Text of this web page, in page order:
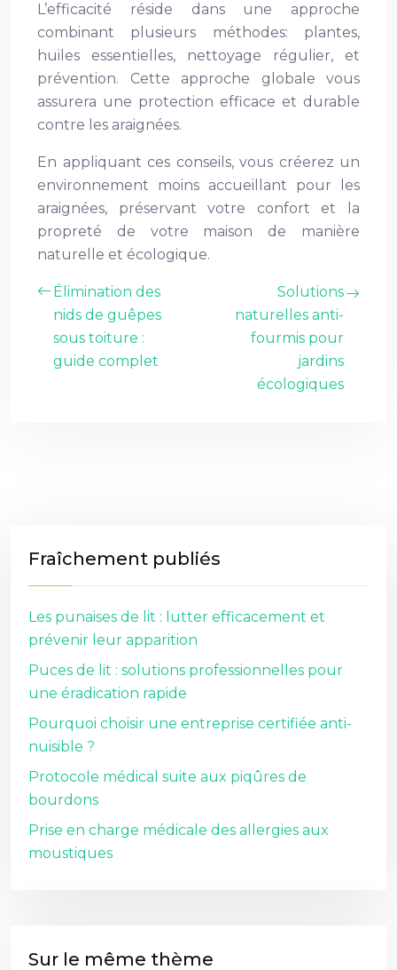
L’efficacité réside dans une approche
combinant plusieurs méthodes: plantes,
huiles essentielles, nettoyage régulier, et
prévention. Cette approche globale vous
assurera une protection efficace et durable
contre les araignées.
En appliquant ces conseils, vous créerez un
environnement moins accueillant pour les
araignées, préservant votre confort et la
propreté de votre maison de manière
naturelle et écologique.
Élimination des
nids de guêpes
sous toiture :
guide complet
Solutions
naturelles anti-
fourmis pour
jardins
écologiques
Fraîchement publiés
Les punaises de lit : lutter efficacement et
prévenir leur apparition
Puces de lit : solutions professionnelles pour
une éradication rapide
Pourquoi choisir une entreprise certifiée anti-
nuisible ?
Protocole médical suite aux piqûres de
bourdons
Prise en charge médicale des allergies aux
moustiques
Sur le même thème